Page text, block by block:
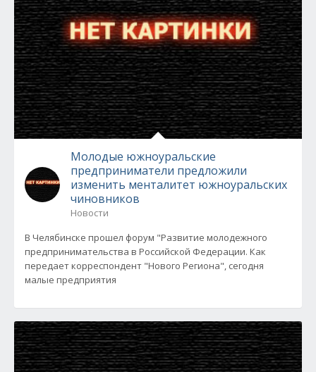
Молодые южноуральские
предприниматели предложили
изменить менталитет южноуральских
чиновников
Новости
В Челябинске прошел форум "Развитие молодежного
предпринимательства в Российской Федерации. Как
передает корреспондент "Нового Региона", сегодня
малые предприятия